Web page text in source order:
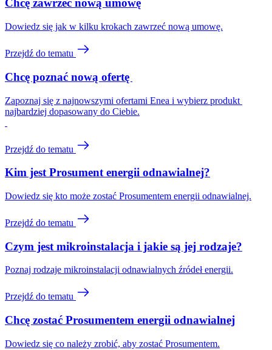
Chcę zawrzeć nową umowę
Dowiedz się jak w kilku krokach zawrzeć nową umowę.
Przejdź do tematu
Chcę poznać nową ofertę
Zapoznaj się z najnowszymi ofertami Enea i wybierz produkt
najbardziej dopasowany do Ciebie.
Przejdź do tematu
Kim jest Prosument energii odnawialnej?
Dowiedz się kto może zostać Prosumentem energii odnawialnej.
Przejdź do tematu
Czym jest mikroinstalacja i jakie są jej rodzaje?
Poznaj rodzaje mikroinstalacji odnawialnych źródeł energii.
Przejdź do tematu
Chcę zostać Prosumentem energii odnawialnej
Dowiedz się co należy zrobić, aby zostać Prosumentem.